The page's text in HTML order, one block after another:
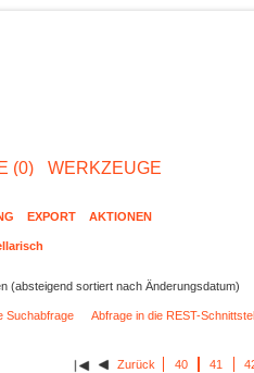
(0) WERKZEUGE
EXPORT AKTIONEN
(absteigend sortiert nach Änderungsdatum)
Suchabfrage Abfrage in die REST-
Zurück 40 41